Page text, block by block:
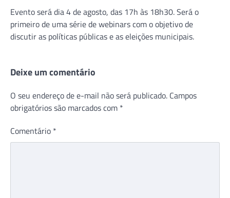
Evento será dia 4 de agosto, das 17h às 18h30. Será o
primeiro de uma série de webinars com o objetivo de
discutir as políticas públicas e as eleições municipais.
Deixe um comentário
O seu endereço de e-mail não será publicado. Campos
obrigatórios são marcados com *
Comentário *